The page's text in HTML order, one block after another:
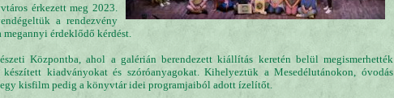
érkezett meg 2023.
a rendezvény
érdeklődő kérdést.
Központba, ahol a galérián berendezett kiállítás keretén belül megismerhették
kiadványokat és szóróanyagokat. Kihelyeztük a Mesedélutánokon, óvodás
kisfilm pedig a könyvtár idei programjaiból adott ízelítőt.